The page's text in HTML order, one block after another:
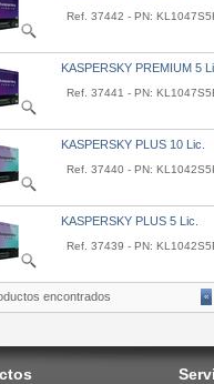
Ref. 37442 - PN:
KASPERSKY PREMIUM 5
Ref. 37441 - PN:
KASPERSKY PLUS 10 Lic.
Ref. 37440 - PN:
KASPERSKY PLUS 5 Lic.
Ref. 37439 - PN:
encontrados «